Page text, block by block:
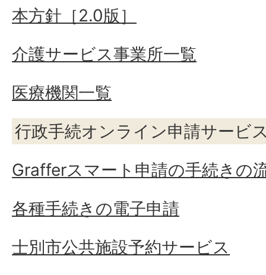
本方針［2.0版］
介護サービス事業所一覧
医療機関一覧
行政手続オンライン申請サービ
Grafferスマート申請の手続きの
各種手続きの電子申請
士別市公共施設予約サービス